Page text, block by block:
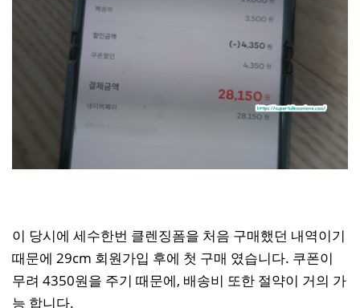
이 당시에 세수한번 클렌징폼을 처음 구매했던 내역이기
때문에 29cm 회원가입 후에 첫 구매 였습니다. 쿠폰이
무려 4350원을 주기 때문에, 배송비 또한 절약이 거의 가
능 합니다.